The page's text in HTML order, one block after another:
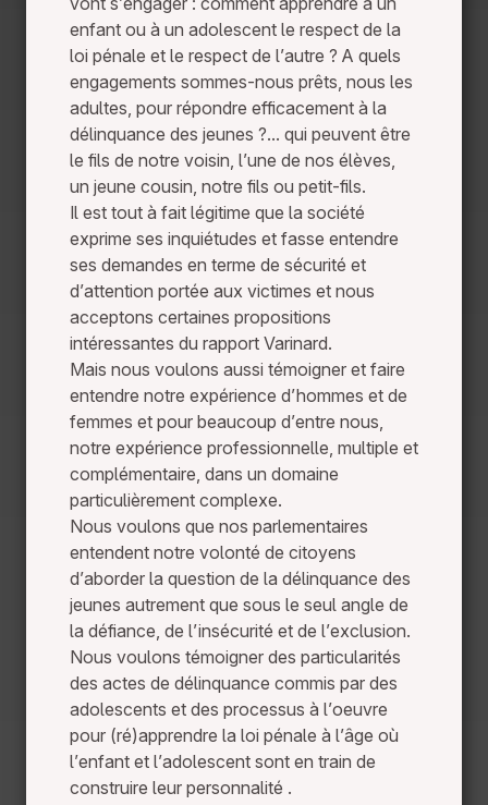
enfant ou à un adolescent le respect de la
loi pénale et le respect de l’autre ? A quels
engagements sommes-nous prêts, nous les
adultes, pour répondre efficacement à la
délinquance des jeunes ?... qui peuvent être
le fils de notre voisin, l’une de nos élèves,
un jeune cousin, notre fils ou petit-fils.
Il est tout à fait légitime que la société
exprime ses inquiétudes et fasse entendre
ses demandes en terme de sécurité et
d’attention portée aux victimes et nous
acceptons certaines propositions
intéressantes du rapport Varinard.
Mais nous voulons aussi témoigner et faire
entendre notre expérience d’hommes et de
femmes et pour beaucoup d’entre nous,
notre expérience professionnelle, multiple et
complémentaire, dans un domaine
particulièrement complexe.
Nous voulons que nos parlementaires
entendent notre volonté de citoyens
d’aborder la question de la délinquance des
jeunes autrement que sous le seul angle de
la défiance, de l’insécurité et de l’exclusion.
Nous voulons témoigner des particularités
des actes de délinquance commis par des
adolescents et des processus à l’oeuvre
pour (ré)apprendre la loi pénale à l’âge où
l’enfant et l’adolescent sont en train de
construire leur personnalité .